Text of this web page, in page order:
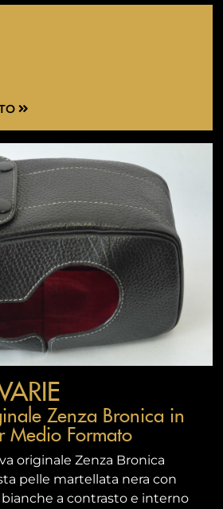
Zenza Bronica in
Medio Formato
originale Zenza Bronica
pelle martellata nera con
a contrasto e interno